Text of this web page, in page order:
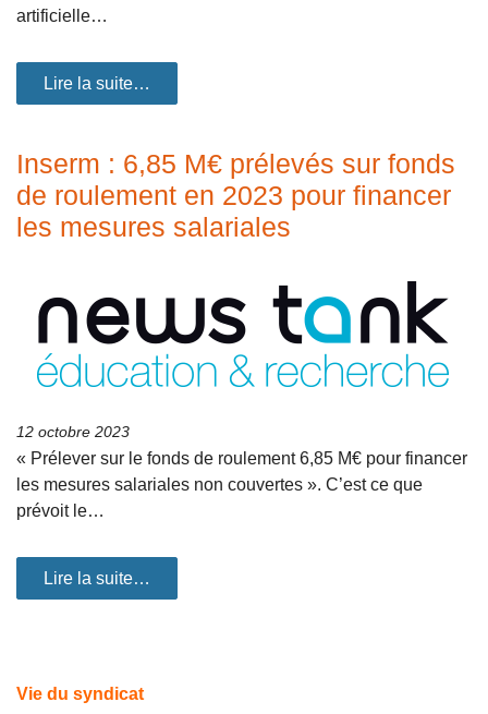
artificielle…
Lire la suite…
Inserm : 6,85 M€ prélevés sur fonds
de roulement en 2023 pour financer
les mesures salariales
12 octobre 2023
« Prélever sur le fonds de roulement 6,85 M€ pour financer
les mesures salariales non couvertes ». C’est ce que
prévoit le…
Lire la suite…
Vie du syndicat